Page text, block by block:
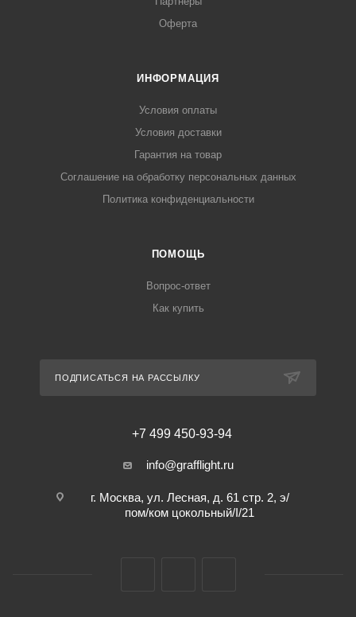
Оферта
ИНФОРМАЦИЯ
Условия оплаты
Условия доставки
Гарантия на товар
Соглашение на обработку персональных данных
Политика конфиденциальности
ПОМОЩЬ
Вопрос-ответ
Как купить
ПОДПИСАТЬСЯ НА РАССЫЛКУ
+7 499 450-93-94
info@grafflight.ru
г. Москва, ул. Лесная, д. 61 стр. 2, э/
пом/ком цокольный/I/21